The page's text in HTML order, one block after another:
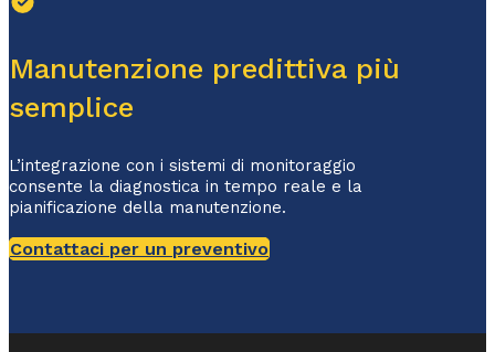
Manutenzione predittiva più
semplice
L’integrazione con i sistemi di monitoraggio
consente la diagnostica in tempo reale e la
pianificazione della manutenzione.
Contattaci per un preventivo